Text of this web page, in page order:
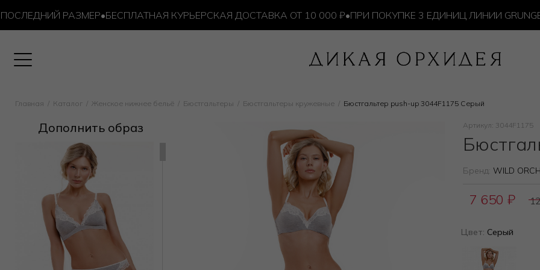
РАЗМЕР•БЕСПЛАТНАЯ КУРЬЕРСКАЯ ДОСТАВКА ОТ 10 000 ₽•ПРИ ПОКУПКЕ 3 ЕДИНИЦ ЛИНИИ GRUNGE
Главная Каталог Женское нижнее бельё Бюстгальтеры Бюстгальтеры кружевные Бюстгальтер push-up 3044F1175 Серый
Дополнить образ Артикул: 3044F1175
Бренд: WILD
7 650 ₽
Цвет: Серый